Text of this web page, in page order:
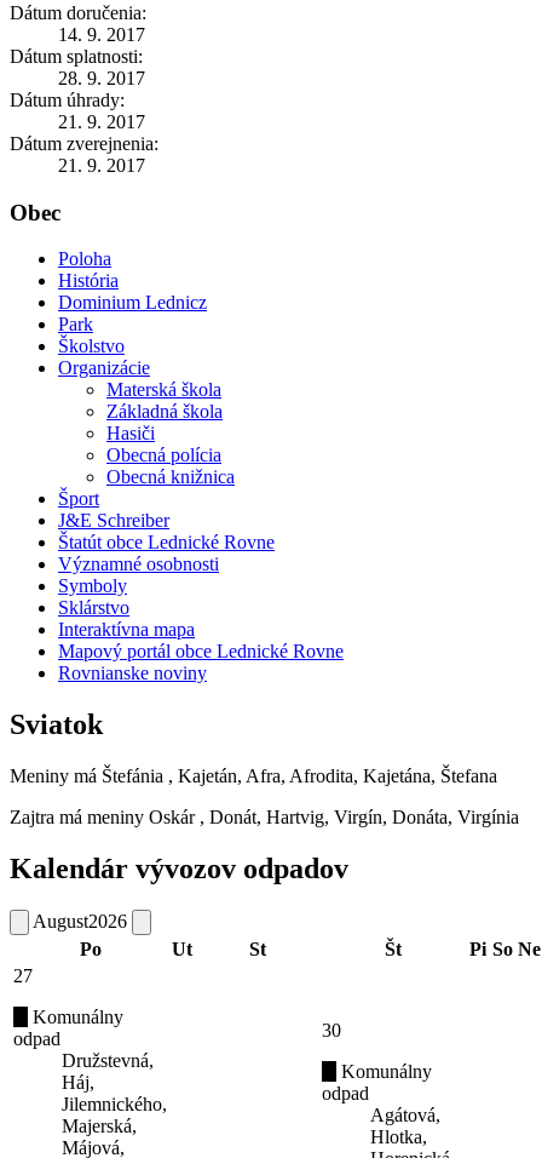
Dátum doručenia:
14. 9. 2017
Dátum splatnosti:
28. 9. 2017
Dátum úhrady:
21. 9. 2017
Dátum zverejnenia:
21. 9. 2017
Obec
Poloha
História
Dominium Lednicz
Park
Školstvo
Organizácie
Materská škola
Základná škola
Hasiči
Obecná polícia
Obecná knižnica
Šport
J&E Schreiber
Štatút obce Lednické Rovne
Významné osobnosti
Symboly
Sklárstvo
Interaktívna mapa
Mapový portál obce Lednické Rovne
Rovnianske noviny
Sviatok
Meniny má Štefánia , Kajetán, Afra, Afrodita, Kajetána, Štefana
Zajtra má meniny Oskár , Donát, Hartvig, Virgín, Donáta, Virgínia
Kalendár vývozov odpadov
August2026
Po
Ut St Št Pi So Ne
27
Komunálny
odpad
Družstevná,
Háj,
Jilemnického,
Majerská,
Májová,
30
Komunálny
odpad
Agátová,
Hlotka,